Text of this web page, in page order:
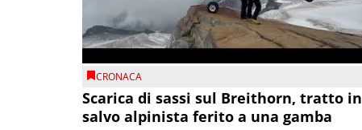
CRONACA
Scarica di sassi sul Breithorn, tratto in
salvo alpinista ferito a una gamba